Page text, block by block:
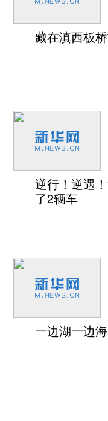
藏在滇西板
逆行！逆遇
了2辆车
一边湖一边